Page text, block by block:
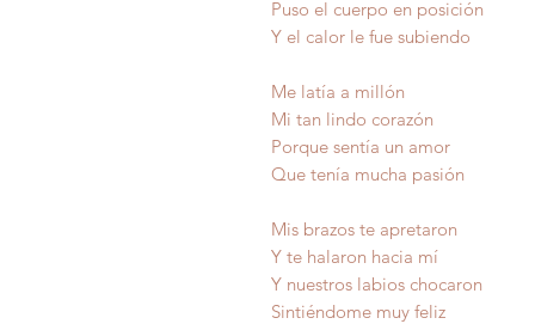
Puso el cuerpo en posición
Y el calor le fue subiendo
Me latía a millón
Mi tan lindo corazón
Porque sentía un amor
Que tenía mucha pasión
Mis brazos te apretaron
Y te halaron hacia mí
Y nuestros labios chocaron
Sintiéndome muy feliz